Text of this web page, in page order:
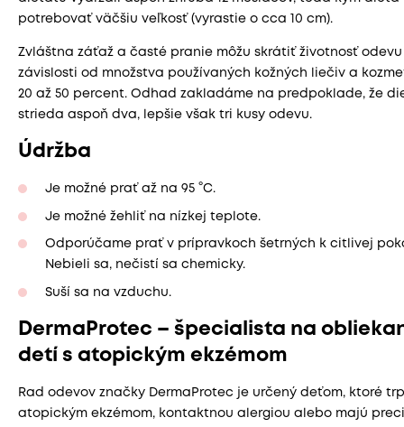
potrebovať väčšiu veľkosť (vyrastie o cca 10 cm).
Zvláštna záťaž a časté pranie môžu skrátiť životnosť odevu
závislosti od množstva používaných kožných liečiv a
20 až 50 percent. Odhad zakladáme na predpoklade, že
strieda aspoň dva, lepšie však tri kusy odevu.
Údržba
Je možné prať až na 95 °C.
Je možné žehliť na nízkej teplote.
Odporúčame prať v prípravkoch šetrných k citlivej
Nebieli sa, nečistí sa chemicky.
Suší sa na vzduchu.
DermaProtec – špecialista na
detí s atopickým ekzémom
Rad odevov značky DermaProtec je určený deťom, ktoré
atopickým ekzémom, kontaktnou alergiou alebo majú